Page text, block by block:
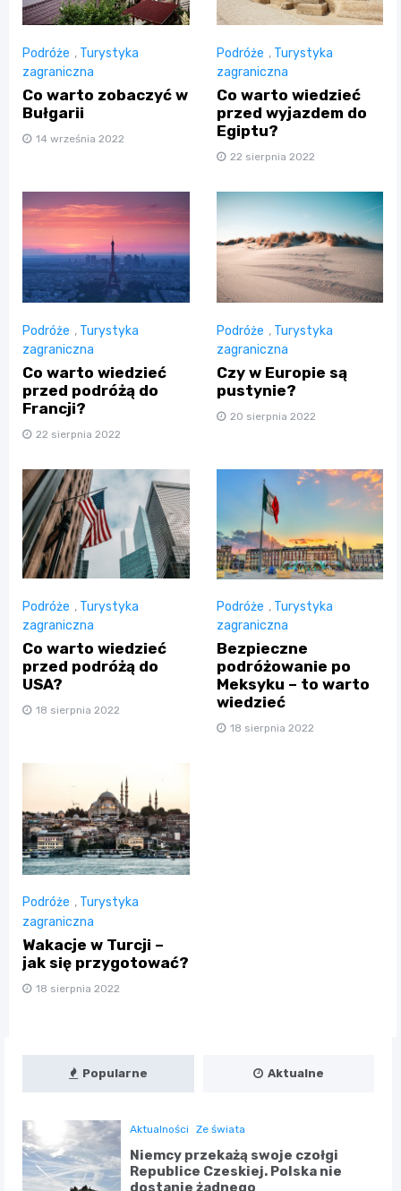
Podróże , Turystyka
zagraniczna
Co warto zobaczyć w
Bułgarii
14 września 2022
Podróże , Turystyka
zagraniczna
Co warto wiedzieć
przed wyjazdem do
Egiptu?
22 sierpnia 2022
Podróże , Turystyka
zagraniczna
Co warto wiedzieć
przed podróżą do
Francji?
22 sierpnia 2022
Podróże , Turystyka
zagraniczna
Czy w Europie są
pustynie?
20 sierpnia 2022
Podróże , Turystyka
zagraniczna
Co warto wiedzieć
przed podróżą do
USA?
18 sierpnia 2022
Podróże , Turystyka
zagraniczna
Bezpieczne
podróżowanie po
Meksyku – to warto
wiedzieć
18 sierpnia 2022
Podróże , Turystyka
zagraniczna
Wakacje w Turcji –
jak się przygotować?
18 sierpnia 2022
Popularne Aktualne
Aktualności Ze świata
Niemcy przekażą swoje czołgi
Republice Czeskiej. Polska nie
dostanie żadnego